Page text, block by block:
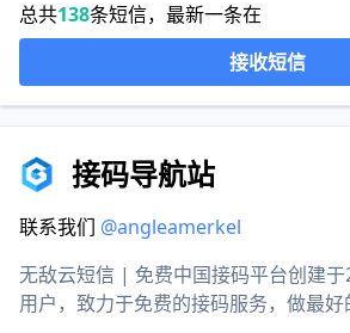
总共138条短信，最新一条在
接收短信
接码导航站
联系我们 @angleamerkel
无敌云短信 | 免费中国接码平台创建
用户，致力于免费的接码服务，做最好